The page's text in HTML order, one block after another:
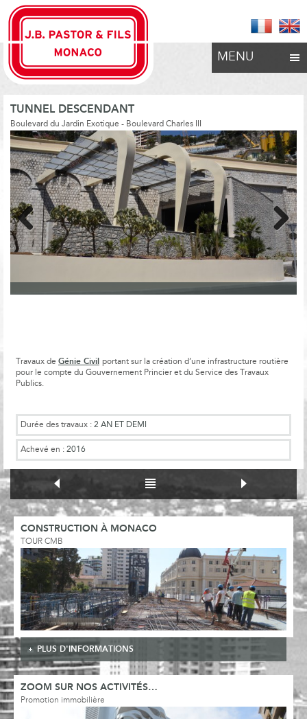
MENU
TUNNEL DESCENDANT
Boulevard du Jardin Exotique - Boulevard Charles III
Previous Next
Travaux de Génie Civil portant sur la création d’une infrastructure routière
pour le compte du Gouvernement Princier et du Service des Travaux
Publics.
Durée des travaux : 2 AN ET DEMI
Achevé en : 2016
CONSTRUCTION À MONACO
TOUR CMB
PLUS D'INFORMATIONS
ZOOM SUR NOS ACTIVITÉS…
Promotion immobilière